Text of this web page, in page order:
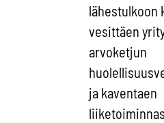
lähestulkoon
vesittäen
arvoketjun
ja kaventaen